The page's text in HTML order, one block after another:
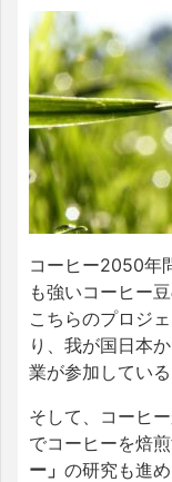
コーヒー2050年
も強いコーヒー
こちらのプロジ
り、我が国日本
業が参加している
そして、コーヒ
でコーヒーを焙
ー」 の研究も進